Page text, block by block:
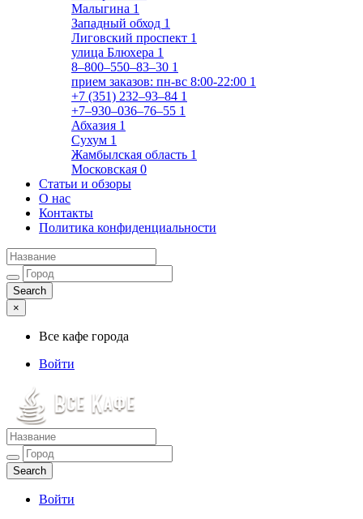
Малыгина 1
Западный обход 1
Лиговский проспект 1
улица Блюхера 1
8‒800‒550‒83‒30 1
прием заказов: пн-вс 8:00-22:00 1
+7 (351) 232‒93‒84 1
+7‒930‒036‒76‒55 1
Абхазия 1
Сухум 1
Жамбылская область 1
Московская 0
Статьи и обзоры
О нас
Контакты
Политика конфиденциальности
×
Все кафе города
Войти
Все кафе города
Каталог хороших кафе
Войти